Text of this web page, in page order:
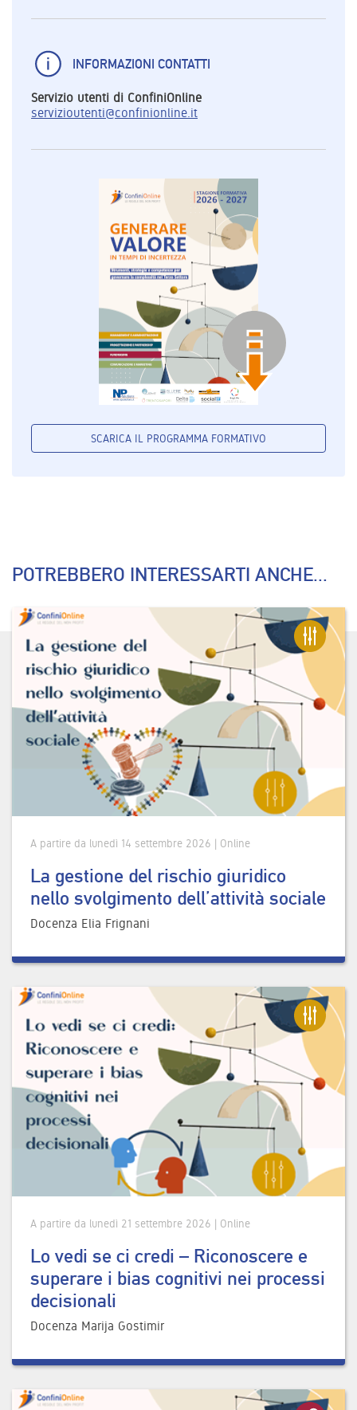
INFORMAZIONI CONTATTI
Servizio utenti di ConfiniOnline
servizioutenti@confinionline.it
SCARICA IL PROGRAMMA FORMATIVO
POTREBBERO INTERESSARTI ANCHE...
A partire da lunedì 14 settembre 2026 | Online
La gestione del rischio giuridico
nello svolgimento dell’attività sociale
Docenza Elia Frignani
A partire da lunedì 21 settembre 2026 | Online
Lo vedi se ci credi – Riconoscere e
superare i bias cognitivi nei processi
decisionali
Docenza Marija Gostimir